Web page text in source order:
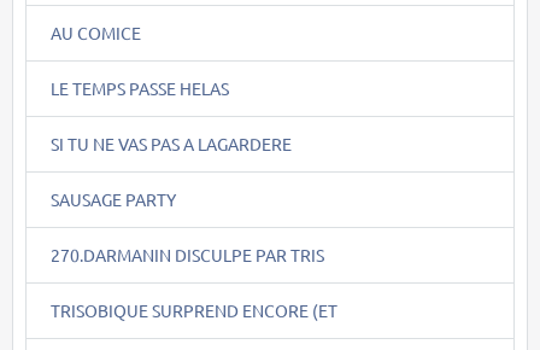
AU COMICE
LE TEMPS PASSE HELAS
SI TU NE VAS PAS A LAGARDERE
SAUSAGE PARTY
270.DARMANIN DISCULPE PAR TRIS
TRISOBIQUE SURPREND ENCORE (ET